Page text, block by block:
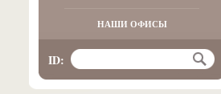
НАШИ ОФИСЫ
ID: